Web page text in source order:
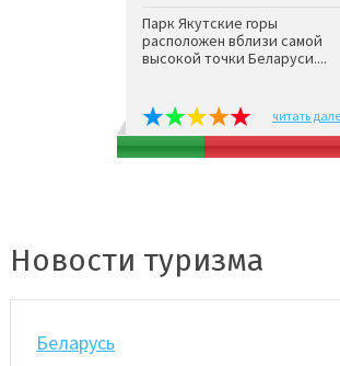
Парк Якутские горы
расположен вблизи самой
высокой точки Беларуси....
читать
Новости туризма
Беларусь